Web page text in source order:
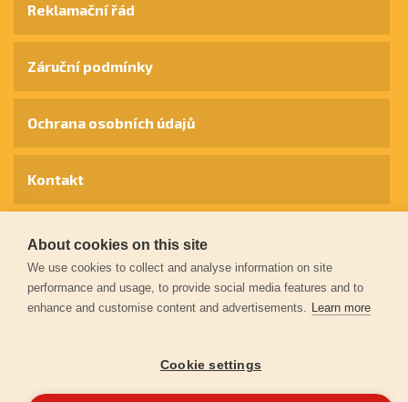
© 2026Extol.cz- Všechna práva vyhrazena
Reklamační řád
Záruční podmínky
Ochrana osobních údajů
Kontakt
VytvořiloFEO
About cookies on this site
We use cookies to collect and analyse information on site
performance and usage, to provide social media features and to
enhance and customise content and advertisements. Learn more
Cookie settings